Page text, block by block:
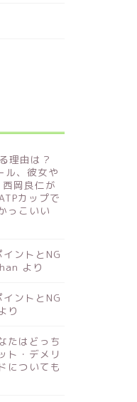
理由は？
ル、彼女や
西岡良仁が
カップで
っこいい
ントとNG
より
ントとNG
り
たはどっち
ト・デメリ
についても